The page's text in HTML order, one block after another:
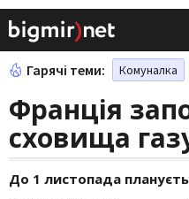
Гарячі теми: Комуналка
Франція
сховища
До 1 листопада